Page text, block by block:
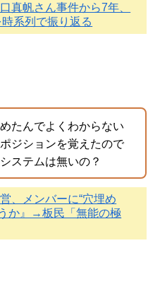
真帆さん事件から7年、
系列で振り返る
たんでよくわからない
ジションを覚えたので
ステムは無いの？
、メンバーに“穴埋め
か』→板民「無能の極